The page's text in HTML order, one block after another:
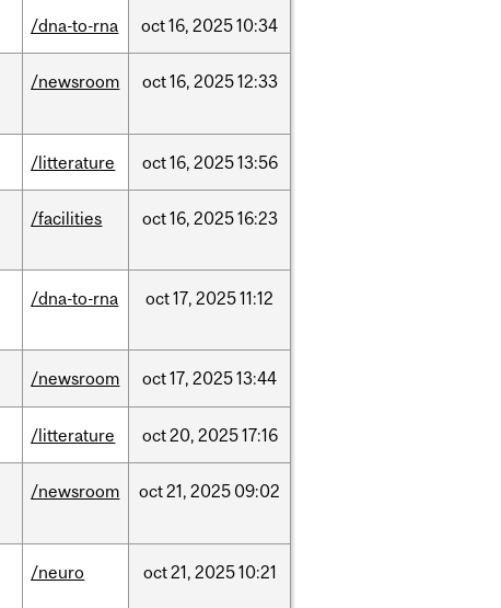
/dna-to-rna oct16, 202510:34
/newsroom oct16, 202512:33
/litterature oct16, 202513:56
/facilities oct16, 202516:23
/dna-to-rna oct17, 202511:12
/newsroom oct17, 202513:44
/litterature oct20, 202517:16
/newsroom oct21, 2025 09:02
/neuro oct21, 202510:21